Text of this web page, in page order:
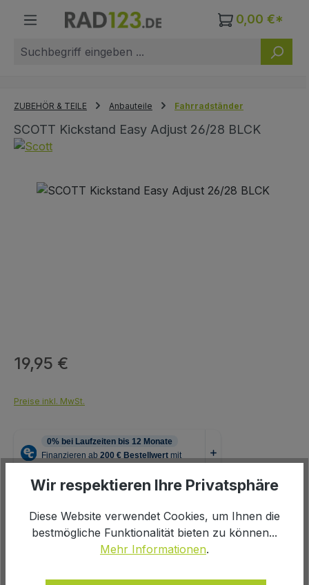
Zum Hauptinhalt springen 0,00 €*
ZUBEHÖR & TEILE Anbauteile Fahrradständer
SCOTT Kickstand Easy Adjust 26/28 BLCK
Bildergalerie überspringen
Regulärer Preis:
19,95 €
Preise inkl. MwSt.
Wir respektieren Ihre Privatsphäre
Diese Website verwendet Cookies, um Ihnen die
bestmögliche Funktionalität bieten zu können...
Mehr Informationen.